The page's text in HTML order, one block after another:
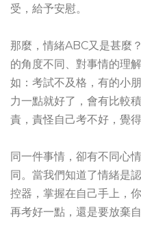
受，給予安慰。
那麼，情緒ABC又是甚麼
的角度不同、對事情的理
如：考試不及格，有的小
力一點就好了，會有比較
責，責怪自己考不好，覺得
同一件事情，卻有不同心
同。當我們知道了情緒是
控器，掌握在自己手上，
再考好一點，還是要放棄自